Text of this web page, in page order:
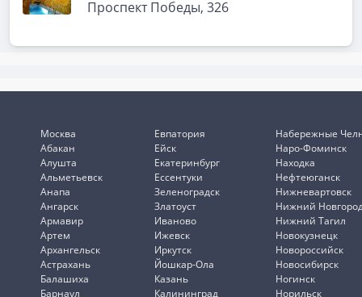
Проспект Победы, 326
Москва
Абакан
Алушта
Альметьевск
Анапа
Ангарск
Армавир
Артем
Архангельск
Астрахань
Балашиха
Барнаул
Евпатория
Ейск
Екатеринбург
Ессентуки
Зеленоградск
Златоуст
Иваново
Ижевск
Иркутск
Йошкар-Ола
Казань
Калининград
Набережные
Наро-Фоминск
Находка
Нефтеюганск
Нижневартовск
Нижний
Нижний Тагил
Новокузнецк
Новороссийск
Новосибирск
Ногинск
Норильск